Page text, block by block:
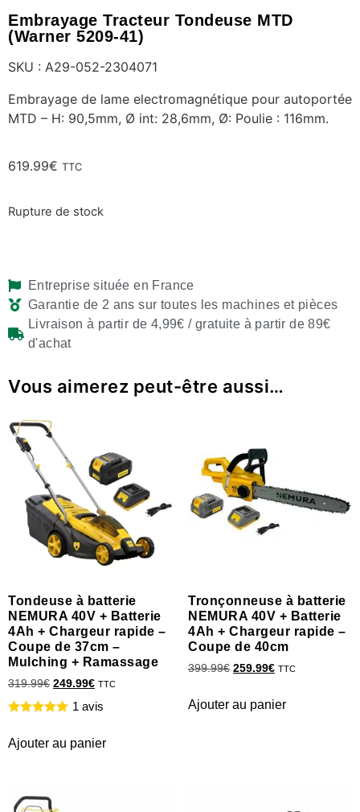
Embrayage Tracteur Tondeuse MTD
(Warner 5209-41)
SKU : A29-052-2304071
Embrayage de lame electromagnétique pour autoportée
MTD – H: 90,5mm, Ø int: 28,6mm, Ø: Poulie : 116mm.
619.99€ TTC
Rupture de stock
Entreprise située en France
Garantie de 2 ans sur toutes les machines et pièces
Livraison à partir de 4,99€ / gratuite à partir de 89€
d'achat
Vous aimerez peut-être aussi…
Tondeuse à batterie
NEMURA 40V + Batterie
4Ah + Chargeur rapide –
Coupe de 37cm –
Mulching + Ramassage
319.99€ 249.99€ TTC
1 avis
Ajouter au panier
Tronçonneuse à batterie
NEMURA 40V + Batterie
4Ah + Chargeur rapide –
Coupe de 40cm
399.99€ 259.99€ TTC
Ajouter au panier